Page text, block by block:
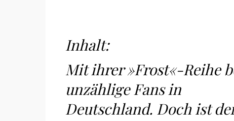
Inhalt:
Mit ihrer »Frost«-Reihe
unzählige Fans in
Deutschland. Doch ist